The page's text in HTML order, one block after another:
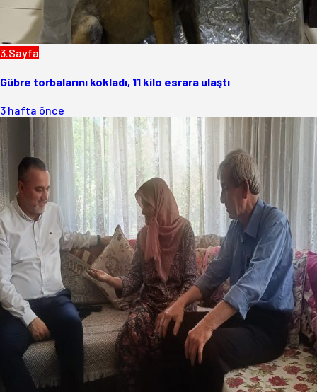
3.Sayfa
Gübre torbalarını kokladı, 11 kilo esrara ulaştı
3 hafta önce